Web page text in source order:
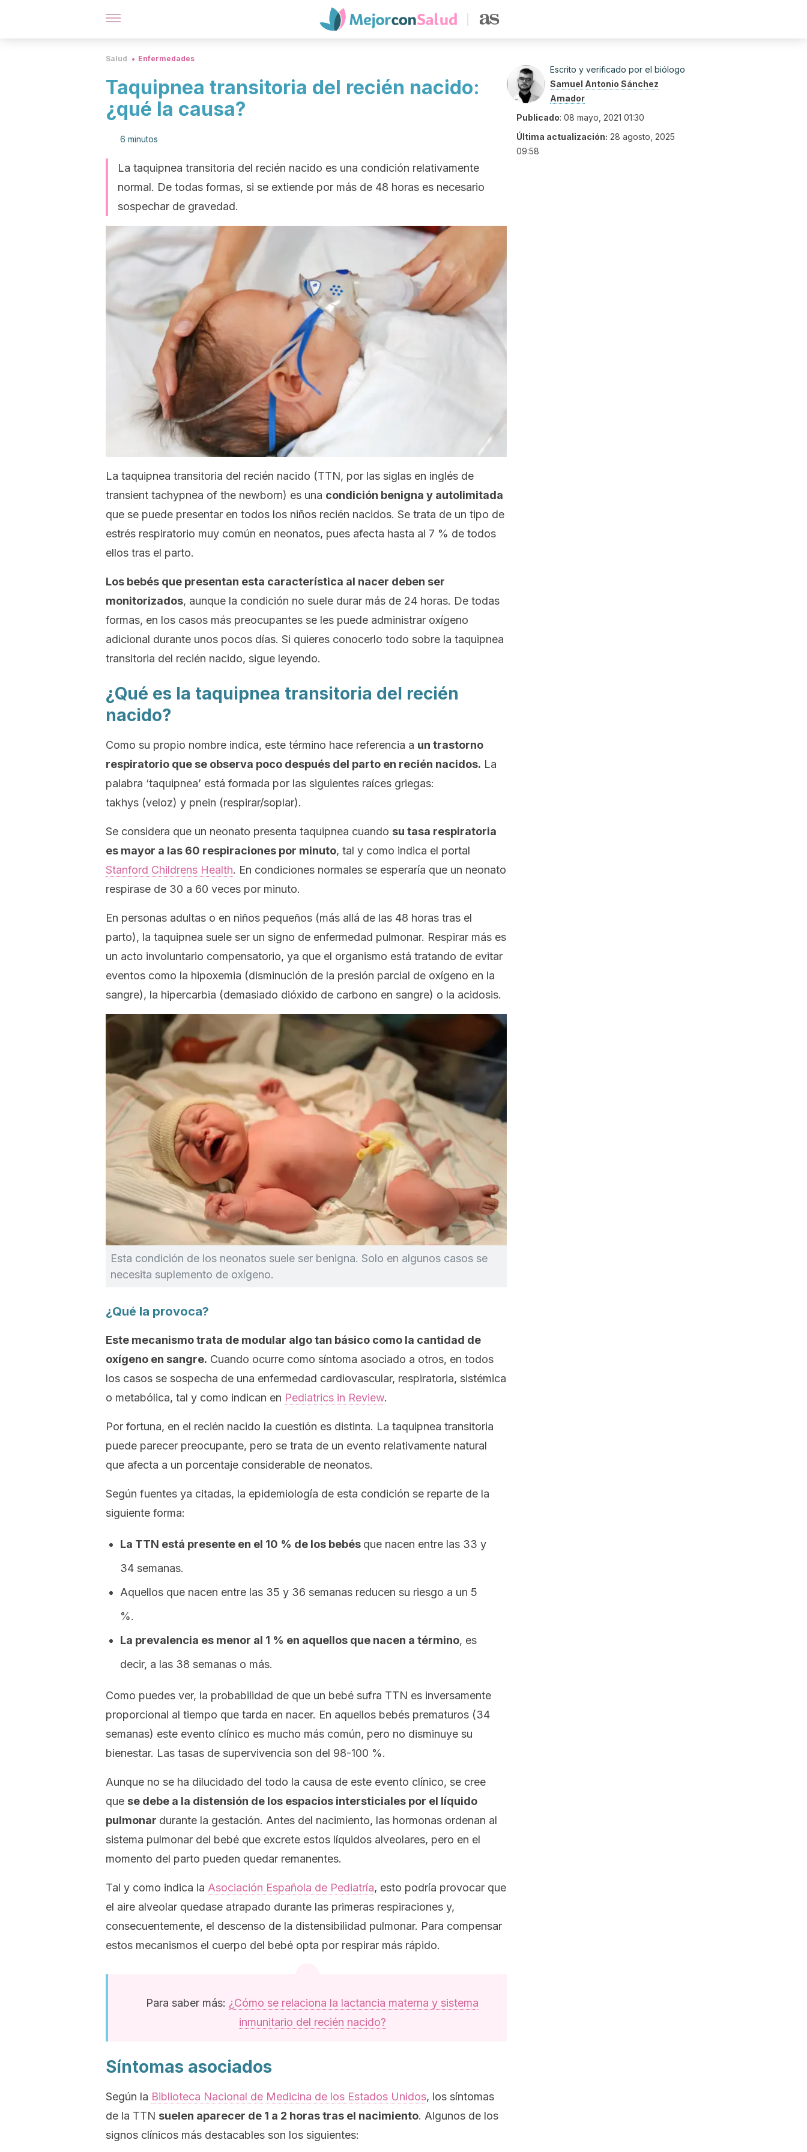
Salud Enfermedades
Taquipnea transitoria del recién nacido:
¿qué la causa?
6 minutos
La taquipnea transitoria del recién nacido es una condición relativamente
normal. De todas formas, si se extiende por más de 48 horas es necesario
sospechar de gravedad.
La taquipnea transitoria del recién nacido (TTN, por las siglas en inglés de
transient tachypnea of the newborn) es una condición benigna y autolimitada
que se puede presentar en todos los niños recién nacidos. Se trata de un tipo de
estrés respiratorio muy común en neonatos, pues afecta hasta al 7 % de todos
ellos tras el parto.
Los bebés que presentan esta característica al nacer deben ser
monitorizados, aunque la condición no suele durar más de 24 horas. De todas
formas, en los casos más preocupantes se les puede administrar oxígeno
adicional durante unos pocos días. Si quieres conocerlo todo sobre la taquipnea
transitoria del recién nacido, sigue leyendo.
¿Qué es la taquipnea transitoria del recién
nacido?
Como su propio nombre indica, este término hace referencia a un trastorno
respiratorio que se observa poco después del parto en recién nacidos. La
palabra ‘taquipnea’ está formada por las siguientes raíces griegas:
takhys (veloz) y pnein (respirar/soplar).
Se considera que un neonato presenta taquipnea cuando su tasa respiratoria
es mayor a las 60 respiraciones por minuto, tal y como indica el portal
Stanford Childrens Health. En condiciones normales se esperaría que un neonato
respirase de 30 a 60 veces por minuto.
En personas adultas o en niños pequeños (más allá de las 48 horas tras el
parto), la taquipnea suele ser un signo de enfermedad pulmonar. Respirar más es
un acto involuntario compensatorio, ya que el organismo está tratando de evitar
eventos como la hipoxemia (disminución de la presión parcial de oxígeno en la
sangre), la hipercarbia (demasiado dióxido de carbono en sangre) o la acidosis.
Esta condición de los neonatos suele ser benigna. Solo en algunos casos se
necesita suplemento de oxígeno.
¿Qué la provoca?
Este mecanismo trata de modular algo tan básico como la cantidad de
oxígeno en sangre. Cuando ocurre como síntoma asociado a otros, en todos
los casos se sospecha de una enfermedad cardiovascular, respiratoria, sistémica
o metabólica, tal y como indican en Pediatrics in Review.
Por fortuna, en el recién nacido la cuestión es distinta. La taquipnea transitoria
puede parecer preocupante, pero se trata de un evento relativamente natural
que afecta a un porcentaje considerable de neonatos.
Según fuentes ya citadas, la epidemiología de esta condición se reparte de la
siguiente forma:
La TTN está presente en el 10 % de los bebés que nacen entre las 33 y
34 semanas.
Aquellos que nacen entre las 35 y 36 semanas reducen su riesgo a un 5
%.
La prevalencia es menor al 1 % en aquellos que nacen a término, es
decir, a las 38 semanas o más.
Como puedes ver, la probabilidad de que un bebé sufra TTN es inversamente
proporcional al tiempo que tarda en nacer. En aquellos bebés prematuros (34
semanas) este evento clínico es mucho más común, pero no disminuye su
bienestar. Las tasas de supervivencia son del 98-100 %.
Aunque no se ha dilucidado del todo la causa de este evento clínico, se cree
que se debe a la distensión de los espacios intersticiales por el líquido
pulmonar durante la gestación. Antes del nacimiento, las hormonas ordenan al
sistema pulmonar del bebé que excrete estos líquidos alveolares, pero en el
momento del parto pueden quedar remanentes.
Tal y como indica la Asociación Española de Pediatría, esto podría provocar que
el aire alveolar quedase atrapado durante las primeras respiraciones y,
consecuentemente, el descenso de la distensibilidad pulmonar. Para compensar
estos mecanismos el cuerpo del bebé opta por respirar más rápido.
Para saber más: ¿Cómo se relaciona la lactancia materna y sistema
inmunitario del recién nacido?
Síntomas asociados
Según la Biblioteca Nacional de Medicina de los Estados Unidos, los síntomas
de la TTN suelen aparecer de 1 a 2 horas tras el nacimiento. Algunos de los
signos clínicos más destacables son los siguientes:
Escrito y verificado por el biólogo
Samuel Antonio Sánchez
Amador
Publicado: 08 mayo, 2021 01:30
Última actualización: 28 agosto, 2025
09:58